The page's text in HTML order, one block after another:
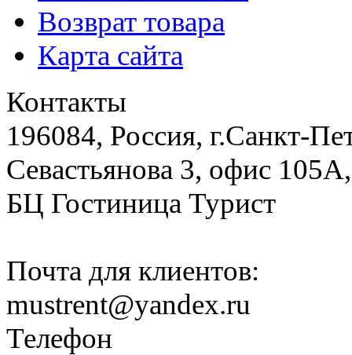
Возврат товара
Карта сайта
Контакты
196084, Россия, г.Санкт-
Севастьянова 3, офис 105А,
БЦ Гостиница Турист
Почта для клиентов:
mustrent@yandex.ru
Телефон